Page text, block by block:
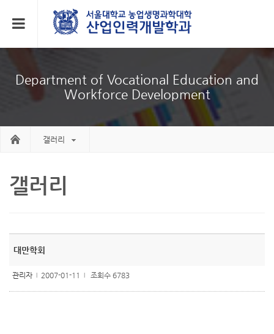
Department of Vocational Education and
Workforce Development
갤러리
갤러리
대만학회
관리자 l 2007-01-11 l 조회수 6783